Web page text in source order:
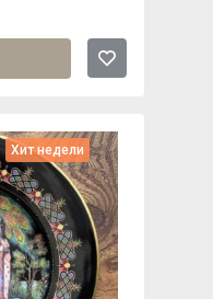
Хит недели